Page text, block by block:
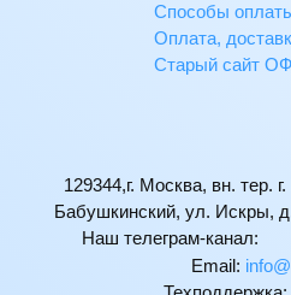
Способы
Оплата,
Старый сайт
129344,г. Москва, вн. тер.
Бабушкинский, ул. Искры,
Наш телеграм-канал:
Email: